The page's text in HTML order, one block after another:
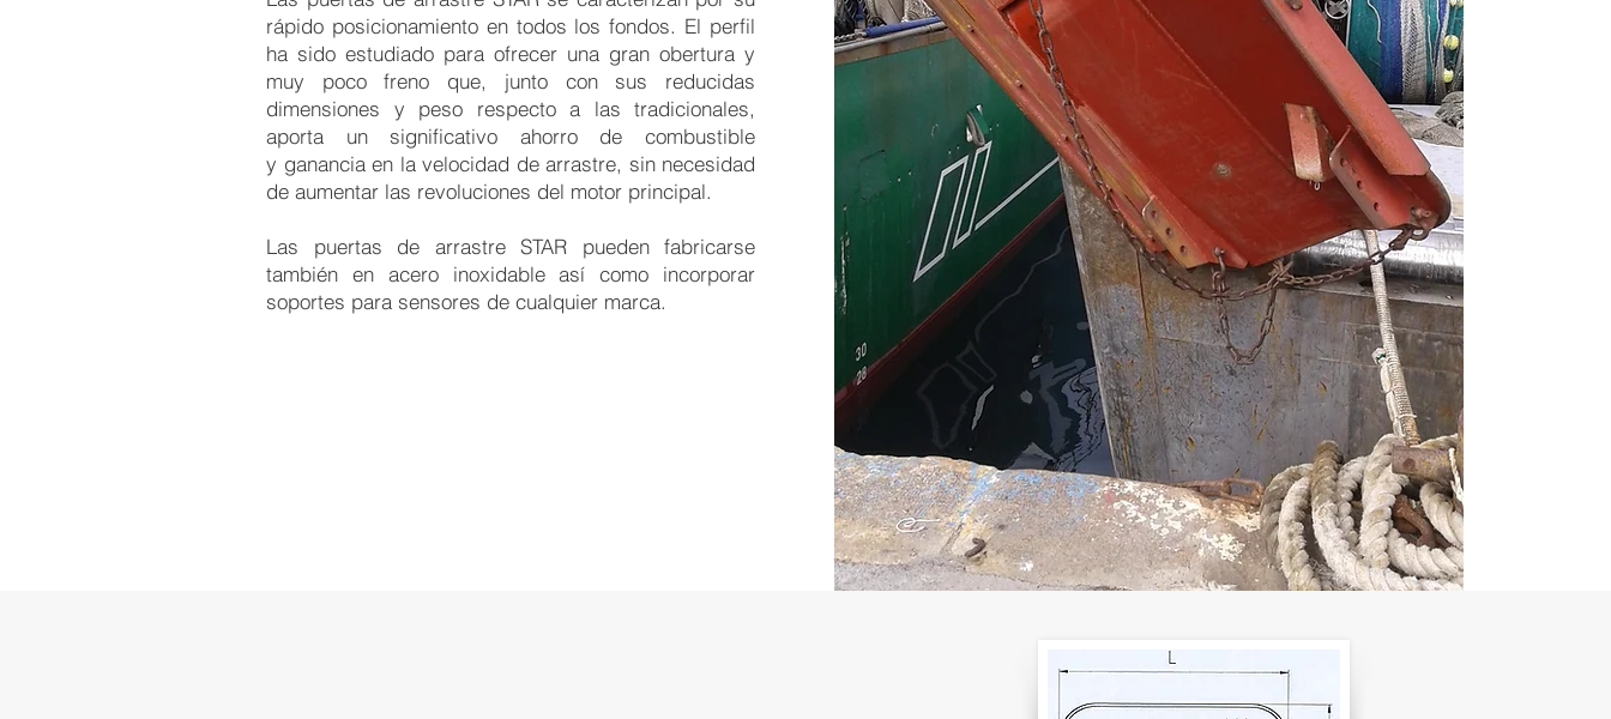
rápido posicionamiento en todos los fondos. El perfil
ha sido estudiado para ofrecer una gran obertura y
muy poco freno que, junto con sus reducidas
dimensiones y peso respecto a las tradicionales,
aporta un significativo ahorro de combustible
y ganancia en la velocidad de arrastre, sin necesidad
de aumentar las revoluciones del motor principal.
Las puertas de arrastre STAR pueden fabricarse
también en acero inoxidable así como incorporar
soportes para sensores de cualquier marca.